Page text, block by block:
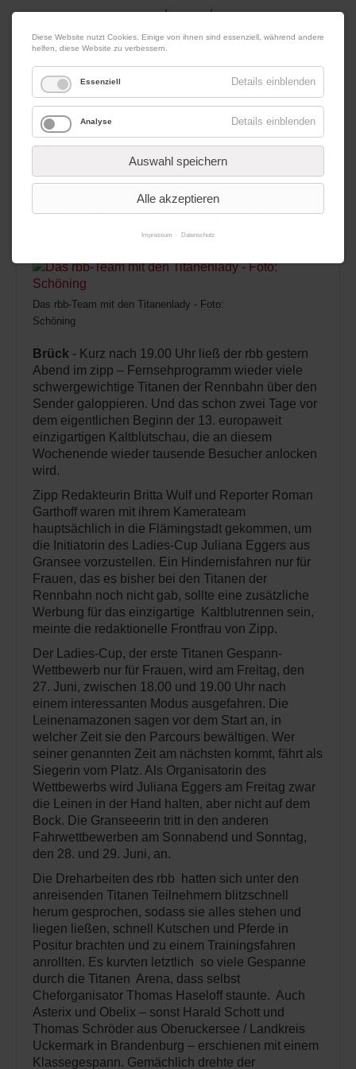
08. August 2026 Impressum|Kontakt|Datenschutz
Werbung
Menü
von Redaktion
rbb stellt den Titanen Ladies-
Das rbb-Team mit den Titanenlady - Foto:
Schöning
Brück - Kurz nach 19.00 Uhr ließ der rbb gestern
Abend im zipp – Fernsehprogramm wieder viele
schwergewichtige Titanen der Rennbahn über den
Sender galoppieren. Und das schon zwei Tage vor
dem eigentlichen Beginn der 13. europaweit
einzigartigen Kaltblutschau, die an diesem
Wochenende wieder tausende Besucher anlocken
wird.
Zipp Redakteurin Britta Wulf und Reporter Roman
Garthoff waren mit ihrem Kamerateam
hauptsächlich in die Flämingstadt gekommen, um
die Initiatorin des Ladies-Cup Juliana Eggers aus
Gransee vorzustellen. Ein Hindernisfahren nur für
Frauen, das es bisher bei den Titanen der
Rennbahn noch nicht gab, sollte eine zusätzliche
Werbung für das einzigartige Kaltblutrennen sein,
meinte die redaktionelle Frontfrau von Zipp.
Der Ladies-Cup, der erste Titanen Gespann-
Wettbewerb nur für Frauen, wird am Freitag, den
27. Juni, zwischen 18.00 und 19.00 Uhr nach
einem interessanten Modus ausgefahren. Die
Leinenamazonen sagen vor dem Start an, in
welcher Zeit sie den Parcours bewältigen. Wer
seiner genannten Zeit am nächsten kommt, fährt als
Siegerin vom Platz. Als Organisatorin des
Wettbewerbs wird Juliana Eggers am Freitag zwar
die Leinen in der Hand halten, aber nicht auf dem
Bock. Die Granseeerin tritt in den anderen
Fahrwettbewerben am Sonnabend und Sonntag,
den 28. und 29. Juni, an.
Die Dreharbeiten des rbb hatten sich unter den
anreisenden Titanen Teilnehmern blitzschnell
herum gesprochen, sodass sie alles stehen und
liegen ließen, schnell Kutschen und Pferde in
Positur brachten und zu einem Trainingsfahren
anrollten. Es kurvten letztlich so viele Gespanne
durch die Titanen Arena, dass selbst
Cheforganisator Thomas Haseloff staunte. Auch
Asterix und Obelix – sonst Harald Schott und
Thomas Schröder aus Oberuckersee / Landkreis
Uckermark in Brandenburg – erschienen mit einem
Klassegespann. Gemächlich drehte der
Diese Website nutzt Cookies. Einige von ihnen sind essenziell, während andere
helfen, diese Website zu verbessern.
Essenziell Details einblenden
Analyse Details einblenden
Auswahl speichern
Alle akzeptieren
Impressum Datenschutz